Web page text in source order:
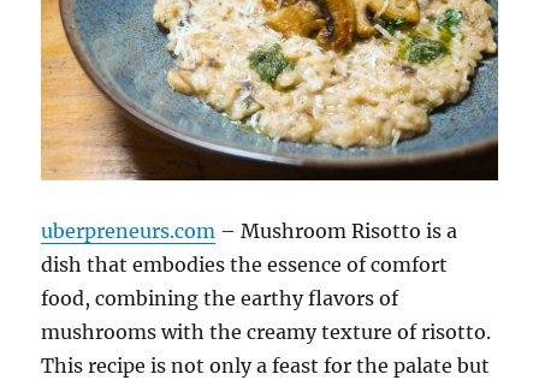
uberpreneurs.com – Mushroom Risotto is a
dish that embodies the essence of comfort
food, combining the earthy flavors of
mushrooms with the creamy texture of risotto.
This recipe is not only a feast for the palate but